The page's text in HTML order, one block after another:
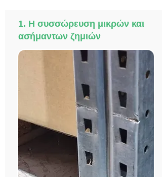
1. Η συσσώρευση μικρών και
ασήμαντων ζημιών